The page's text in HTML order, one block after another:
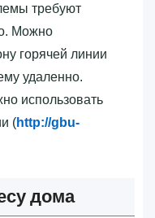
требуют
Можно
горячей линии
удаленно.
использовать
(http://gbu-
дома